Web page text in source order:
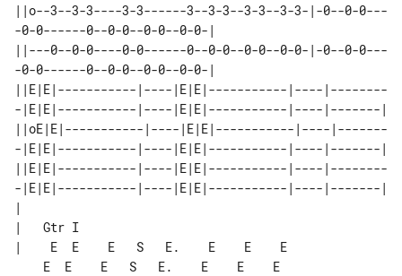
||o--3--3-3----3-3------3--3-3--3-3--3-3-|-0--0-0---
-0-0------0--0-0--0-0--0-0-|
||---0--0-0----0-0------0--0-0--0-0--0-0-|-0--0-0---
-0-0------0--0-0--0-0--0-0-|
||E|E|-----------|----|E|E|-----------|----|--------
-|E|E|-----------|----|E|E|-----------|----|-------|
||oE|E|-----------|----|E|E|-----------|----|-------
-|E|E|-----------|----|E|E|-----------|----|-------|
||E|E|-----------|----|E|E|-----------|----|--------
-|E|E|-----------|----|E|E|-----------|----|-------|
|
|   Gtr I
|    E  E    E   S   E.    E    E    E